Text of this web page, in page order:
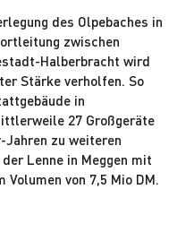
des Olpebaches in
zwischen
Halberbracht wird
Stärke verholfen. So
in
27 Großgeräte
Jahren zu weiteren
Lenne in Meggen mit
von 7,5 Mio DM.